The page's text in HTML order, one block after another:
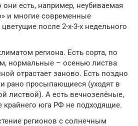
есть, например, неубиваемая
и многие современные
после 2-х-3-х недельного
региона. Есть сорта, по
нормальные – осенью листва
отрастает заново. Есть поздно
рано просыпающиеся (уходят в
листвой). А есть вечнозелёные,
крайнего юга РФ не подходящие.
регионов с солнечным